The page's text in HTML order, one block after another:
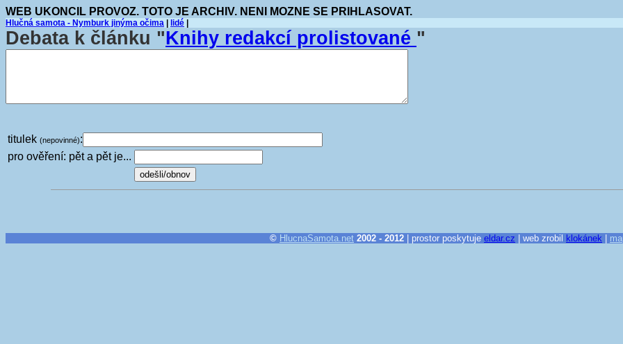
WEB UKONCIL PROVOZ. TOTO JE ARCHIV. NENI MOZNE SE PRIHLASOVAT.
Hlučná samota - Nymburk jinýma očima lidé
Debata k článku "Knihy redakcí prolistované "
titulek (nepovinné):
pro ověření: pět a pět je...
© HlucnaSamota.net 2002 - 2012 | prostor poskytuje eldar.cz | web zrobil klokánek